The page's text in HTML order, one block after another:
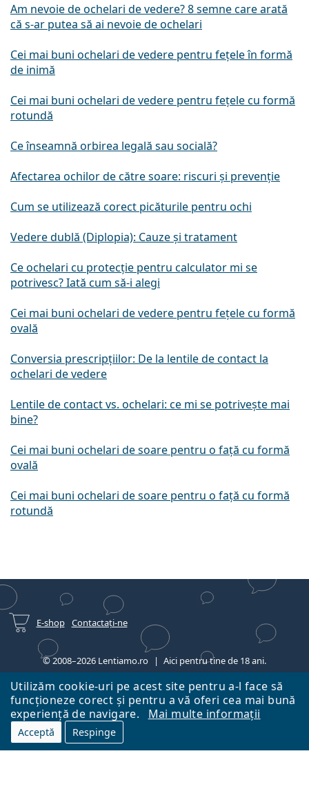
Utilizăm cookie-uri pe acest site pentru a-l face să
funcționeze corect și pentru a vă oferi cea mai bună
experiență de navigare.
Mai multe informații
Acceptă Respinge
Am nevoie de ochelari de vedere? 8 semne care arată
că s-ar putea să ai nevoie de ochelari
Cei mai buni ochelari de vedere pentru fețele în formă
de inimă
Cei mai buni ochelari de vedere pentru fețele cu formă
rotundă
Ce înseamnă orbirea legală sau socială?
Afectarea ochilor de către soare: riscuri și prevenție
Cum se utilizează corect picăturile pentru ochi
Vedere dublă (Diplopia): Cauze și tratament
Ce ochelari cu protecție pentru calculator mi se
potrivesc? Iată cum să-i alegi
Cei mai buni ochelari de vedere pentru fețele cu formă
ovală
Conversia prescripțiilor: De la lentile de contact la
ochelari de vedere
Lentile de contact vs. ochelari: ce mi se potrivește mai
bine?
Cei mai buni ochelari de soare pentru o față cu formă
ovală
Cei mai buni ochelari de soare pentru o față cu formă
rotundă
E-shop Contactați-ne
© 2008–2026 Lentiamo.ro Aici pentru tine de 18 ani.